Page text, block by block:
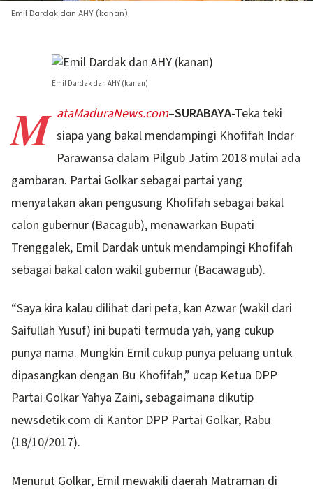
Emil Dardak dan AHY (kanan)
Emil Dardak dan AHY (kanan)
M ataMaduraNews.com–SURABAYA-Teka teki
siapa yang bakal mendampingi Khofifah Indar
Parawansa dalam Pilgub Jatim 2018 mulai ada
gambaran. Partai Golkar sebagai partai yang
menyatakan akan pengusung Khofifah sebagai bakal
calon gubernur (Bacagub), menawarkan Bupati
Trenggalek, Emil Dardak untuk mendampingi Khofifah
sebagai bakal calon wakil gubernur (Bacawagub).
“Saya kira kalau dilihat dari peta, kan Azwar (wakil dari
Saifullah Yusuf) ini bupati termuda yah, yang cukup
punya nama. Mungkin Emil cukup punya peluang untuk
dipasangkan dengan Bu Khofifah,” ucap Ketua DPP
Partai Golkar Yahya Zaini, sebagaimana dikutip
newsdetik.com di Kantor DPP Partai Golkar, Rabu
(18/10/2017).
Menurut Golkar, Emil mewakili daerah Matraman di